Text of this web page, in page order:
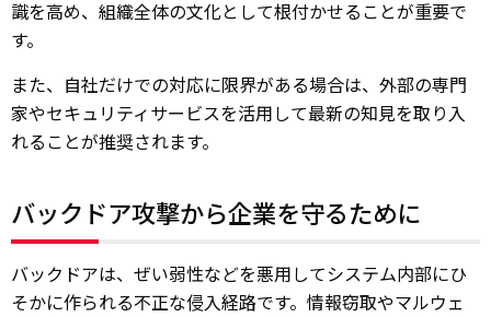
識を高め、組織全体の文化として根付かせることが重要で
す。
また、自社だけでの対応に限界がある場合は、外部の専門
家やセキュリティサービスを活用して最新の知見を取り入
れることが推奨されます。
バックドア攻撃から企業を守るために
バックドアは、ぜい弱性などを悪用してシステム内部にひ
そかに作られる不正な侵入経路です。情報窃取やマルウェ